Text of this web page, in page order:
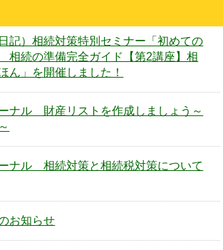
記）相続対策特別セミナー「初めての
続の準備完全ガイド【第2講座】相
ん」を開催しました！
ナル 財産リストを作成しましょう～
ナル 相続対策と相続税対策について
お知らせ